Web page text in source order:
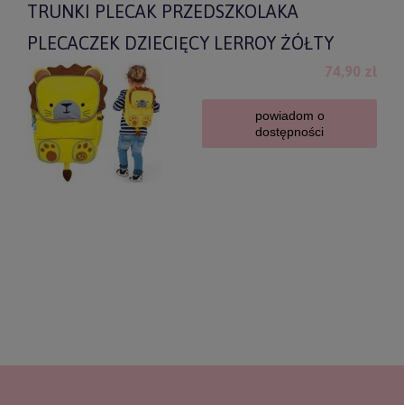
TRUNKI PLECAK PRZEDSZKOLAKA
PLECACZEK DZIECIĘCY LERROY ŻÓŁTY
74,90 zł
powiadom o
dostępności